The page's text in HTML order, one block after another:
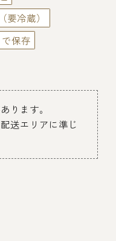
冷蔵）
保存
ります。
送エリアに準じ